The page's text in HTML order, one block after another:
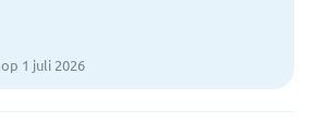
1 juli 2026